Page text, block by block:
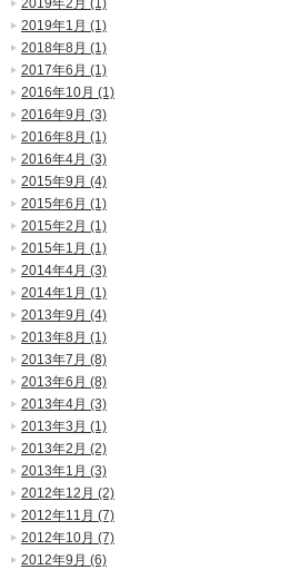
2019年2月 (1)
2019年1月 (1)
2018年8月 (1)
2017年6月 (1)
2016年10月 (1)
2016年9月 (3)
2016年8月 (1)
2016年4月 (3)
2015年9月 (4)
2015年6月 (1)
2015年2月 (1)
2015年1月 (1)
2014年4月 (3)
2014年1月 (1)
2013年9月 (4)
2013年8月 (1)
2013年7月 (8)
2013年6月 (8)
2013年4月 (3)
2013年3月 (1)
2013年2月 (2)
2013年1月 (3)
2012年12月 (2)
2012年11月 (7)
2012年10月 (7)
2012年9月 (6)